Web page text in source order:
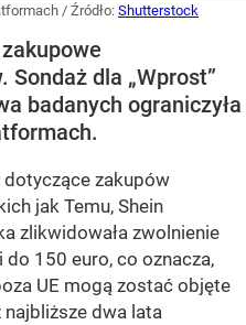
/ Źródło: Shutterstock
dla „Wprost”
badanych ograniczyła
dotyczące zakupów
jak Temu, Shein
zlikwidowała zwolnienie
150 euro, co oznacza,
UE mogą zostać objęte
dwa lata